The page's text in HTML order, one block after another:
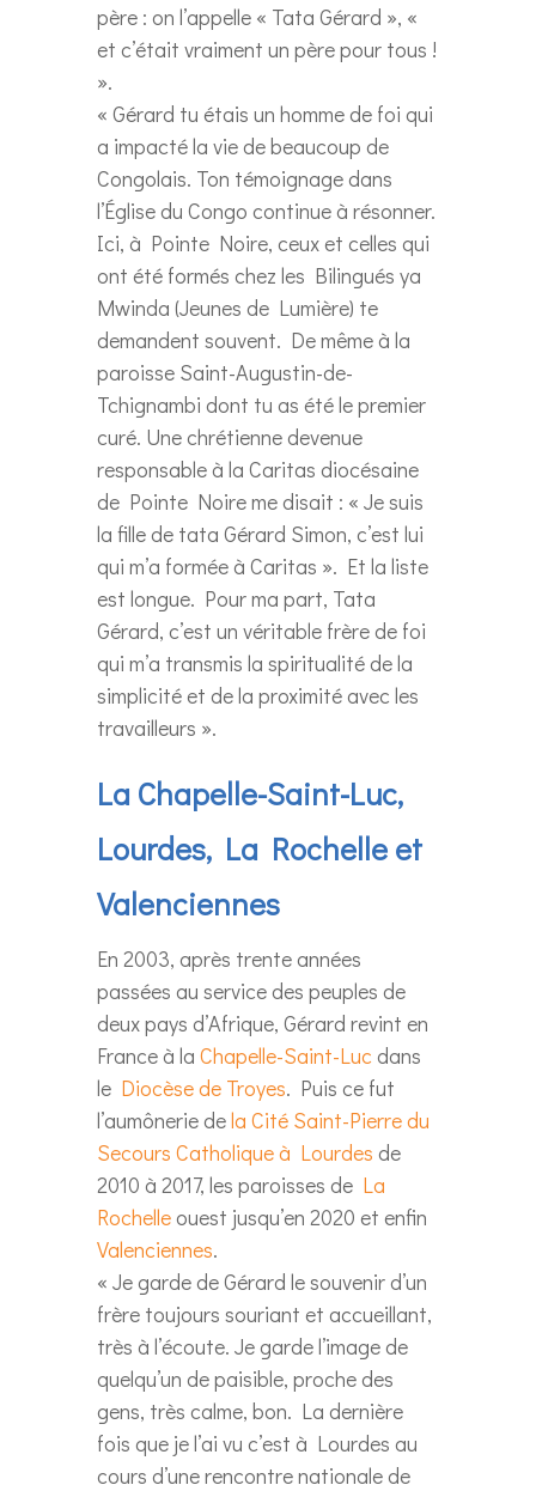
père : on l’appelle « Tata Gérard », «
et c’était vraiment un père pour tous !
».
« Gérard tu étais un homme de foi qui
a impacté la vie de beaucoup de
Congolais. Ton témoignage dans
l’Église du Congo continue à résonner.
Ici, à Pointe Noire, ceux et celles qui
ont été formés chez les Bilingués ya
Mwinda (Jeunes de Lumière) te
demandent souvent. De même à la
paroisse Saint-Augustin-de-
Tchignambi dont tu as été le premier
curé. Une chrétienne devenue
responsable à la Caritas diocésaine
de Pointe Noire me disait : « Je suis
la fille de tata Gérard Simon, c’est lui
qui m’a formée à Caritas ». Et la liste
est longue. Pour ma part, Tata
Gérard, c’est un véritable frère de foi
qui m’a transmis la spiritualité de la
simplicité et de la proximité avec les
travailleurs ».
La Chapelle-Saint-Luc,
Lourdes, La Rochelle et
Valenciennes
En 2003, après trente années
passées au service des peuples de
deux pays d’Afrique, Gérard revint en
France à la Chapelle-Saint-Lucdans
le Diocèse de Troyes. Puis ce fut
l’aumônerie dela Cité Saint-Pierre du
Secours Catholique à Lourdes de
2010 à 2017, les paroisses de La
Rochelleouest jusqu’en 2020 et enfin
Valenciennes.
« Je garde de Gérard le souvenir d’un
frère toujours souriant et accueillant,
très à l’écoute. Je garde l’image de
quelqu’un de paisible, proche des
gens, très calme, bon. La dernière
fois que je l’ai vu c’est à Lourdes au
cours d’une rencontre nationale de